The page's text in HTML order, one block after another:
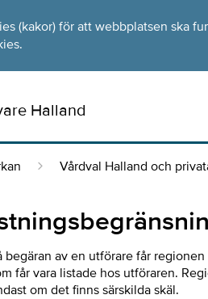
(kakor) för att webbplatsen ska
Halland
Vårdval Halland och
begäran av en utförare får
får vara listade hos utföraren.
om det finns särskilda skäl.